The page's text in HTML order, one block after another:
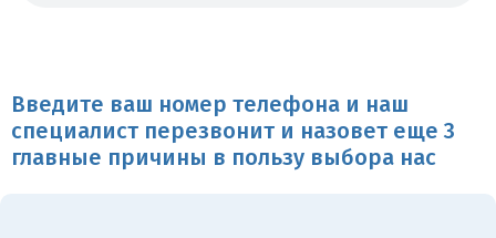
Введите ваш номер телефона и наш
специалист перезвонит и назовет еще 3
главные причины в пользу выбора нас